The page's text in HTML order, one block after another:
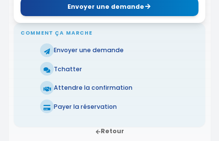
Envoyer une demande
COMMENT ÇA MARCHE
Envoyer une demande
Tchatter
Attendre la confirmation
Payer la réservation
Retour